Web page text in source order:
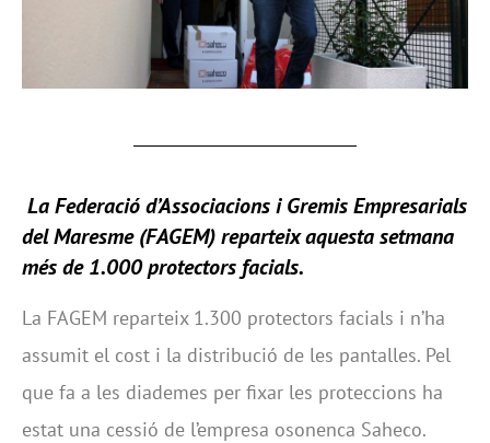
LaFederació d’Associacions i Gremis Empresarials
del Maresme(FAGEM) reparteix aquesta setmana
més de 1.000 protectors facials.
La FAGEM reparteix 1.300 protectors facials i n’ha
assumit el cost i la distribució de les pantalles. Pel
que fa a les diademes per fixar les proteccions ha
estat una cessió de l’empresa osonenca Saheco.